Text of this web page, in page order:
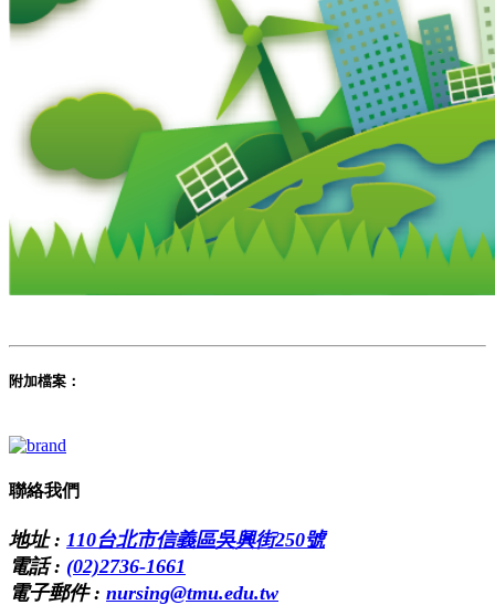
附加檔案：
聯絡我們
地址 : 110台北市信義區吳興街250號
電話 : (02)2736-1661
電子郵件 : nursing@tmu.edu.tw